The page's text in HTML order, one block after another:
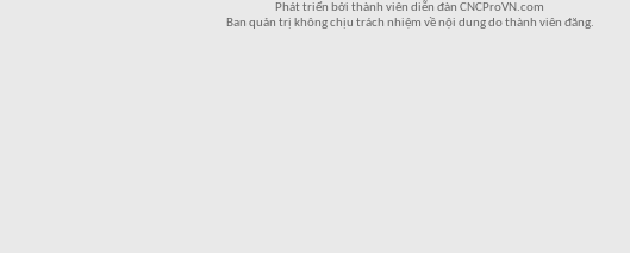
Phát triển bởi thành viên diễn đàn CNCProVN.com
Ban quản trị không chịu trách nhiệm về nội dung do thành viên đăng.